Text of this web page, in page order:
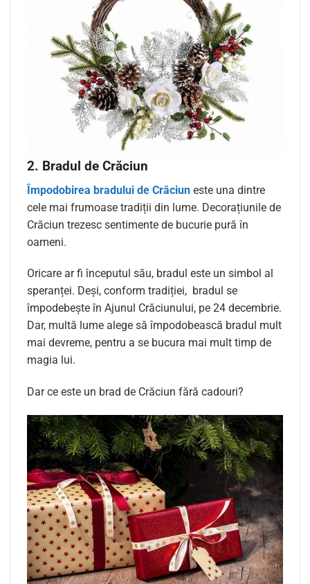
2. Bradul de Crăciun
Împodobirea bradului de Crăciun este una dintre
cele mai frumoase tradiții din lume. Decorațiunile de
Crăciun trezesc sentimente de bucurie pură în
oameni.
Oricare ar fi începutul său, bradul este un simbol al
speranței. Deși, conform tradiției, bradul se
împodebește în Ajunul Crăciunului, pe 24 decembrie.
Dar, multă lume alege să împodobească bradul mult
mai devreme, pentru a se bucura mai mult timp de
magia lui.
Dar ce este un brad de Crăciun fără cadouri?